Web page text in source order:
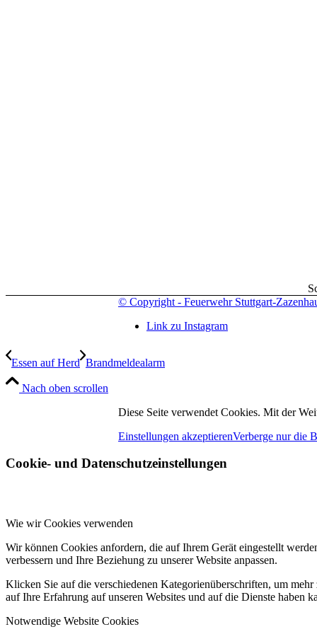
© Copyright - Feuerwehr Stuttgart-
Link zu Instagram
Essen auf Herd Brandmeldealarm
Nach oben scrollen
Diese Seite verwendet Cookies. Mit der
Einstellungen akzeptierenVerberge nur die
Cookie- und Datenschutzeinstellungen
Wie wir Cookies verwenden
Wir können Cookies anfordern, die auf Ihrem Gerät eingestellt
verbessern und Ihre Beziehung zu unserer Website anpassen.
Klicken Sie auf die verschiedenen Kategorienüberschriften, um
auf Ihre Erfahrung auf unseren Websites und auf die Dienste haben
Notwendige Website Cookies